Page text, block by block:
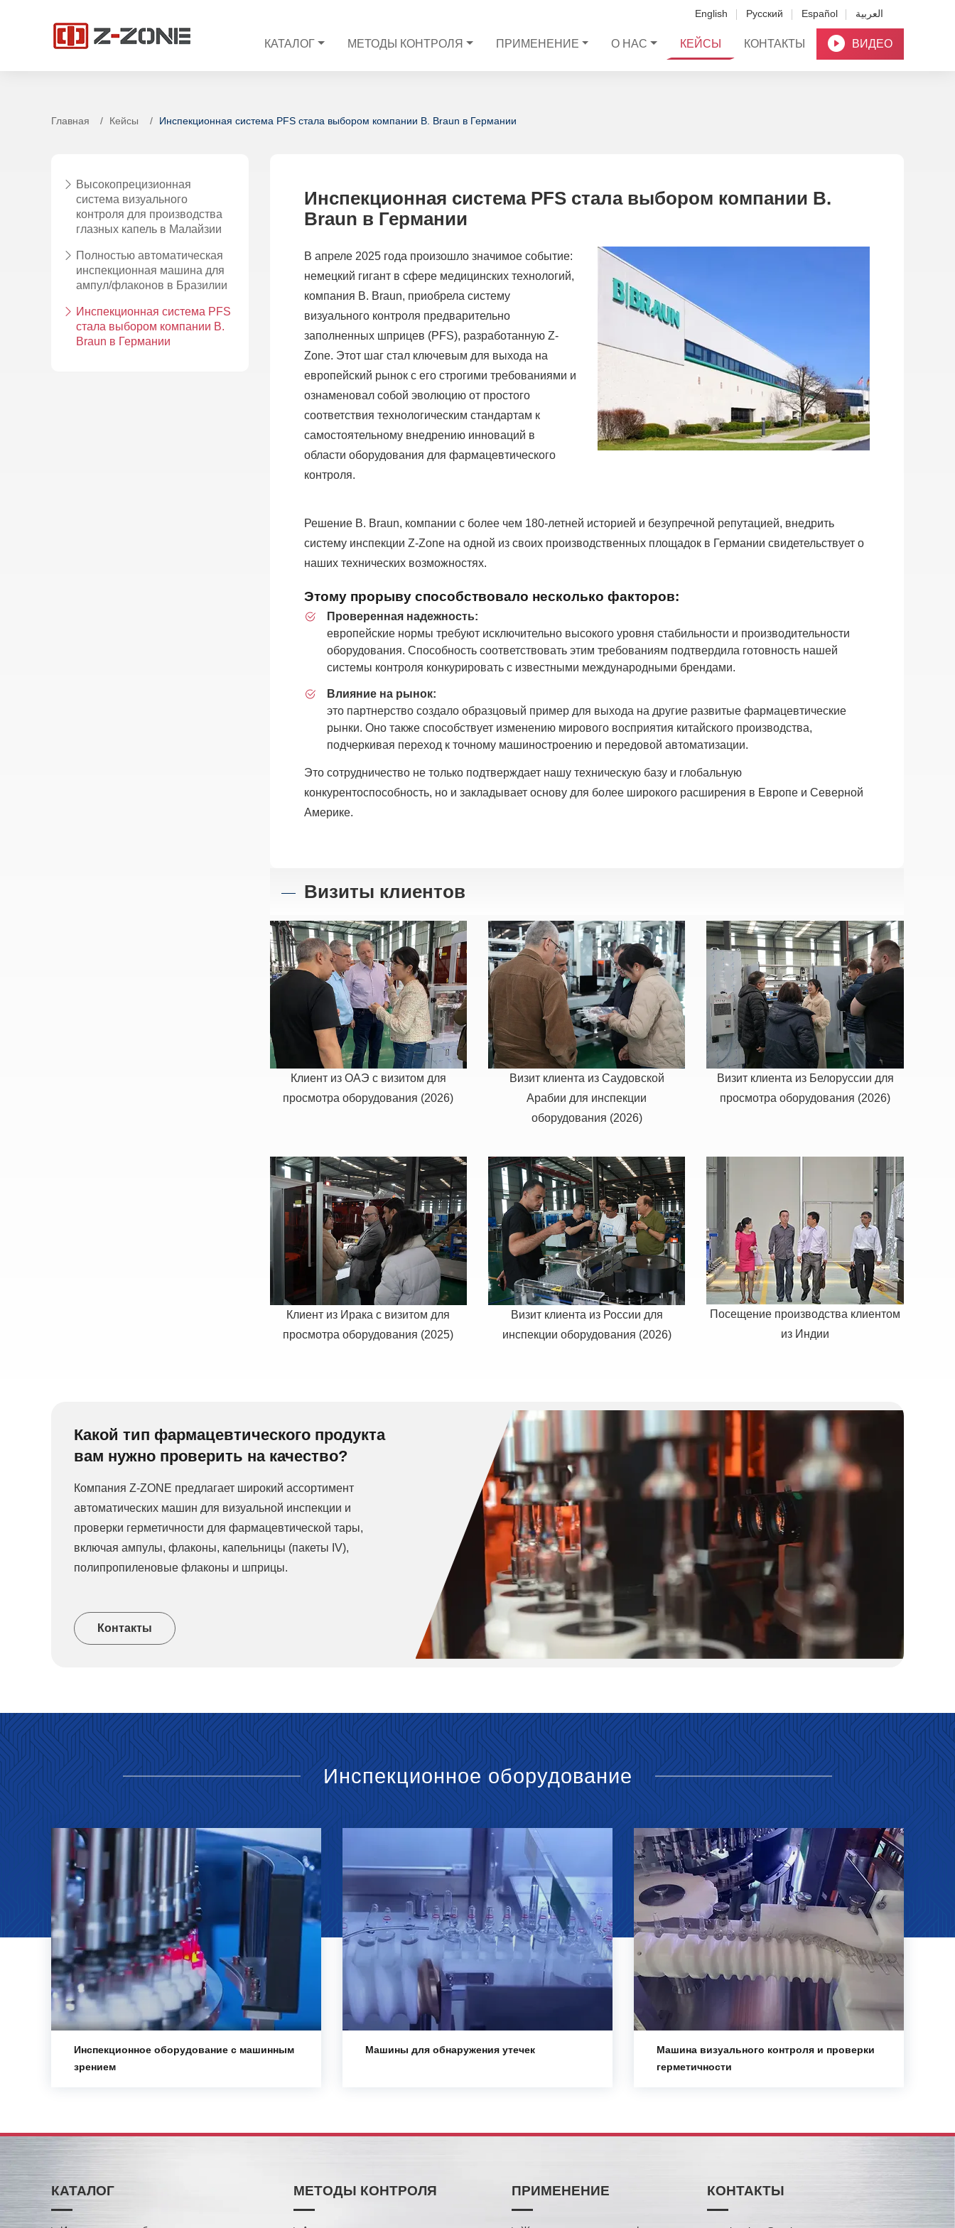
English Русский Español العربية
КАТАЛОГ МЕТОДЫ КОНТРОЛЯ ПРИМЕНЕНИЕ О НАС КЕЙСЫ КОНТАКТЫ ВИДЕО
Главная Кейсы Инспекционная система PFS стала выбором компании B. Braun в Германии
Инспекционная система PFS стала выбором компании B.
Braun в Германии
В апреле 2025 года произошло значимое событие:
немецкий гигант в сфере медицинских технологий,
компания B. Braun, приобрела систему
визуального контроля предварительно
заполненных шприцев (PFS), разработанную Z-
Zone. Этот шаг стал ключевым для выхода на
европейский рынок с его строгими требованиями и
ознаменовал собой эволюцию от простого
соответствия технологическим стандартам к
самостоятельному внедрению инноваций в
области оборудования для фармацевтического
контроля.
Решение B. Braun, компании с более чем 180-летней историей и безупречной репутацией, внедрить
систему инспекции Z-Zone на одной из своих производственных площадок в Германии свидетельствует о
наших технических возможностях.
Этому прорыву способствовало несколько факторов:
Проверенная надежность:
европейские нормы требуют исключительно высокого уровня стабильности и производительности
оборудования. Способность соответствовать этим требованиям подтвердила готовность нашей
системы контроля конкурировать с известными международными брендами.
Влияние на рынок:
это партнерство создало образцовый пример для выхода на другие развитые фармацевтические
рынки. Оно также способствует изменению мирового восприятия китайского производства,
подчеркивая переход к точному машиностроению и передовой автоматизации.
Это сотрудничество не только подтверждает нашу техническую базу и глобальную
конкурентоспособность, но и закладывает основу для более широкого расширения в Европе и Северной
Америке.
Визиты клиентов
Клиент из ОАЭ с визитом для
просмотра оборудования (2026)
Визит клиента из Саудовской
Арабии для инспекции
оборудования (2026)
Визит клиента из Белоруссии для
просмотра оборудования (2026)
Клиент из Ирака с визитом для
просмотра оборудования (2025)
Визит клиента из России для
инспекции оборудования (2026)
Посещение производства клиентом
из Индии
Высокопрецизионная
система визуального
контроля для производства
глазных капель в Малайзии
Полностью автоматическая
инспекционная машина для
ампул/флаконов в Бразилии
Инспекционная система PFS
стала выбором компании B.
Braun в Германии
Какой тип фармацевтического продукта
вам нужно проверить на качество?
Компания Z-ZONE предлагает широкий ассортимент
автоматических машин для визуальной инспекции и
проверки герметичности для фармацевтической тары,
включая ампулы, флаконы, капельницы (пакеты IV),
полипропиленовые флаконы и шприцы.
Контакты
Инспекционное оборудование
Инспекционное оборудование с машинным
зрением
Машины для обнаружения утечек
Машина визуального контроля и проверки
герметичности
КАТАЛОГ МЕТОДЫ КОНТРОЛЯ ПРИМЕНЕНИЕ КОНТАКТЫ